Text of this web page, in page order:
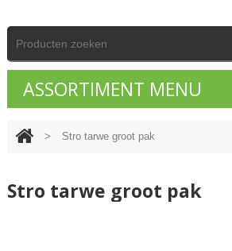
ASSORTIMENT MENU
> Stro tarwe groot pak
Stro tarwe groot pak